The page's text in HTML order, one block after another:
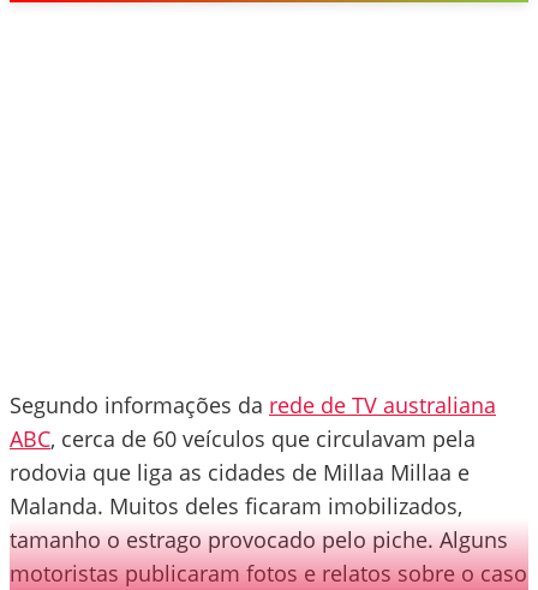
Segundo informações da rede de TV australiana
ABC, cerca de 60 veículos que circulavam pela
rodovia que liga as cidades de Millaa Millaa e
Malanda. Muitos deles ficaram imobilizados,
tamanho o estrago provocado pelo piche. Alguns
motoristas publicaram fotos e relatos sobre o caso